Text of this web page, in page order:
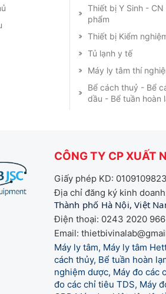
Thiết bị Y Sinh -
phẩm
Thiết bị Kiểm
Tủ lạnh y tế
Máy ly tâm thí
Bể cách thuỷ - Bể
dầu - Bể tuần hoàn
CÔNG TY CP XUẤT
Giấy phép KD:
Địa chỉ đăng ký kinh
Thành phố Hà Nội, Việt
Điện thoại: 0243 2020
Email:
Máy ly tâm, Máy ly tâm
cách thủy, Bể tuần hoàn
nghiệm dược, Máy đo các
đo các chỉ tiêu TDS, Máy